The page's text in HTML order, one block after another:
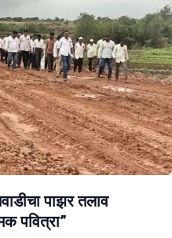
पाझर तलाव
पवित्रा”